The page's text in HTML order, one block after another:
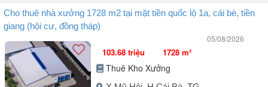
Người đăng: Tran Van An(1 tin đăng)
Cho thuê 1 phòng trọ địa chỉ: 69/14 Phạm Thanh, P5, Mỹ Tho, Tiền
Cho thuê nhà xưởng 1728 m2 tại mặt tiền quốc lộ 1a, cái bè, tiền
giang (hội cư, đồng tháp)
05/08/2026
103.68 triệu 1728 m²
Thuê Kho Xưởng